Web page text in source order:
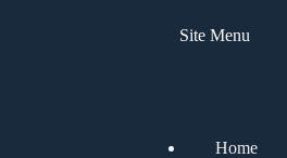
Site Menu
Home